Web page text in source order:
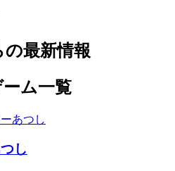
最新情報
ム一覧
し